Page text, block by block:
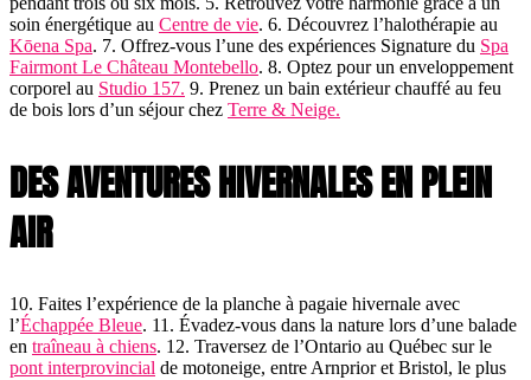
soin énergétique au Centre de vie. 6. Découvrez l’halothérapie au
Kōena Spa. 7. Offrez-vous l’une des expériences Signature du Spa
Fairmont Le Château Montebello. 8. Optez pour un enveloppement
corporel au Studio 157. 9. Prenez un bain extérieur chauffé au feu
de bois lors d’un séjour chez Terre & Neige.
DES AVENTURES HIVERNALES EN PLEIN
AIR
10. Faites l’expérience de la planche à pagaie hivernale avec
l’Échappée Bleue. 11. Évadez-vous dans la nature lors d’une balade
en traîneau à chiens. 12. Traversez de l’Ontario au Québec sur le
pont interprovincial de motoneige, entre Arnprior et Bristol, le plus